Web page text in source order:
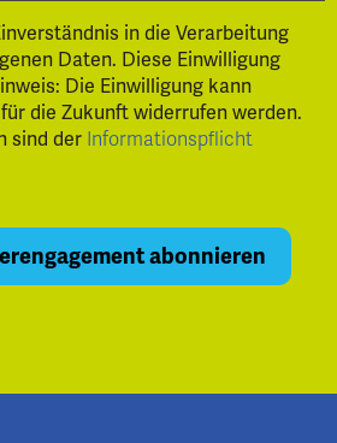
in die Verarbeitung
Daten. Diese Einwilligung
Die Einwilligung kann
die Zukunft widerrufen werden.
sind der Informationspflicht